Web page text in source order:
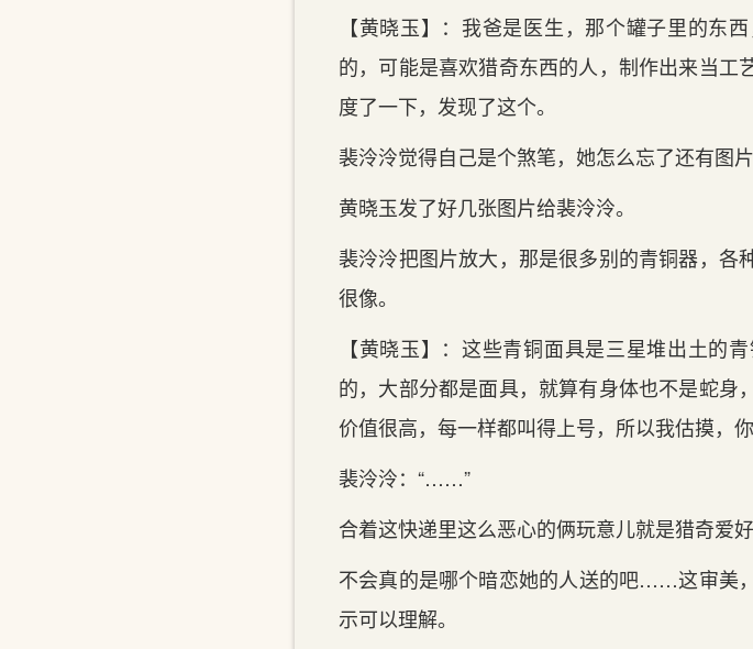
【黄晓玉】：我爸是医生，那个罐子里的东
的，可能是喜欢猎奇东西的人，制作出来当
度了一下，发现了这个。
裴泠泠觉得自己是个煞笔，她怎么忘了还有图
黄晓玉发了好几张图片给裴泠泠。
裴泠泠把图片放大，那是很多别的青铜器，
很像。
【黄晓玉】：这些青铜面具是三星堆出土的
的，大部分都是面具，就算有身体也不是蛇
价值很高，每一样都叫得上号，所以我估摸，
裴泠泠：“……”
合着这快递里这么恶心的俩玩意儿就是猎奇爱
不会真的是哪个暗恋她的人送的吧……这审美
示可以理解。